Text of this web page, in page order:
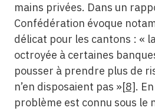
mains privées. Dans un
Confédération évoque
délicat pour les cantons : «
octroyée à certaines
pousser à prendre plus de
n’en disposaient pas »[8].
problème est connu sous le